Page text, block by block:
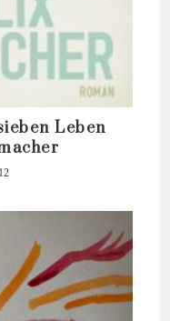
Leben